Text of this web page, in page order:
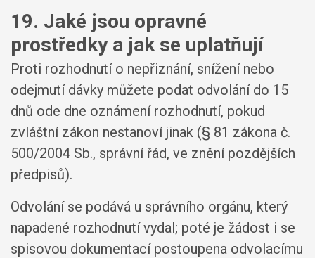
19. Jaké jsou opravné
prostředky a jak se uplatňují
Proti rozhodnutí o nepřiznání, snížení nebo
odejmutí dávky můžete podat odvolání do 15
dnů ode dne oznámení rozhodnutí, pokud
zvláštní zákon nestanoví jinak (§ 81 zákona č.
500/2004 Sb., správní řád, ve znění pozdějších
předpisů).
Odvolání se podává u správního orgánu, který
napadené rozhodnutí vydal; poté je žádost i se
spisovou dokumentací postoupena odvolacímu